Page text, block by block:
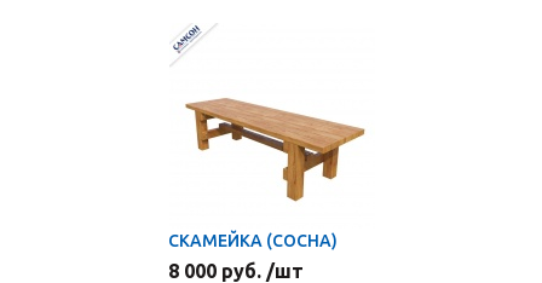
СКАМЕЙКА (СОСНА)
8 000 руб. /шт